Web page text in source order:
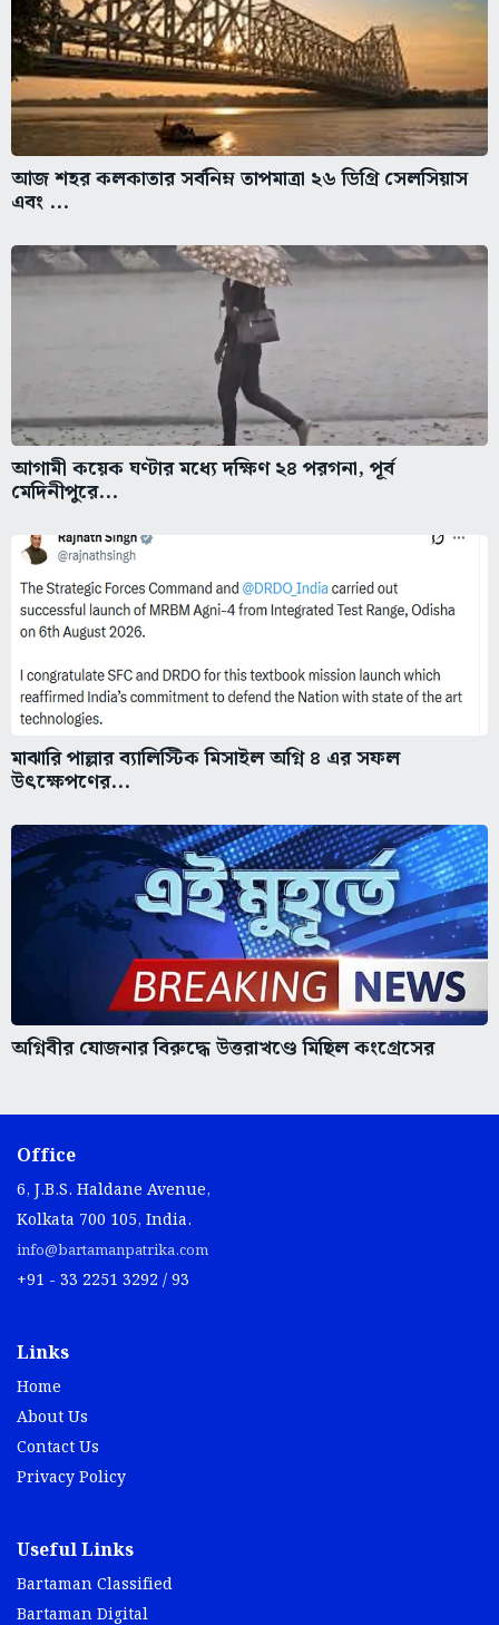
আজ শহর কলকাতার সর্বনিম্ন তাপমাত্রা ২৬ ডিগ্রি সেলসিয়াস
এবং ...
আগামী কয়েক ঘণ্টার মধ্যে দক্ষিণ ২৪ পরগনা, পূর্ব
মেদিনীপুরে...
মাঝারি পাল্লার ব্যালিস্টিক মিসাইল অগ্নি ৪ এর সফল
উৎক্ষেপণের...
অগ্নিবীর যোজনার বিরুদ্ধে উত্তরাখণ্ডে মিছিল কংগ্রেসের
Office
6, J.B.S. Haldane Avenue,
Kolkata 700 105, India.
info@bartamanpatrika.com
+91 - 33 2251 3292 / 93
Links
Home
About Us
Contact Us
Privacy Policy
Useful Links
Bartaman Classified
Bartaman Digital